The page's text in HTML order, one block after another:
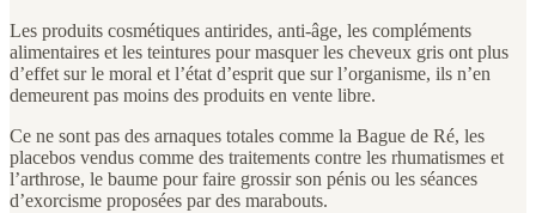
Les produits cosmétiques antirides, anti-âge, les compléments
alimentaires et les teintures pour masquer les cheveux gris ont plus
d’effet sur le moral et l’état d’esprit que sur l’organisme, ils n’en
demeurent pas moins des produits en vente libre.
Ce ne sont pas des arnaques totales comme la Bague de Ré, les
placebos vendus comme des traitements contre les rhumatismes et
l’arthrose, le baume pour faire grossir son pénis ou les séances
d’exorcisme proposées par des marabouts.